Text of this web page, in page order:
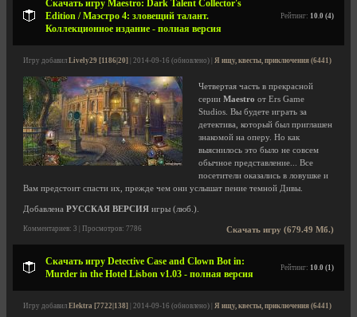
Скачать игру Maestro: Dark Talent Collector's
Edition / Маэстро 4: зловещий талант.
Коллекционное издание - полная версия
Рейтинг: 10.0 (4)
Игру добавил Lively29 [1186|20] | 2014-09-16 (обновлено) | Я ищу, квесты, приключения (6441)
Четвертая часть в прекрасной
серии Maestro от Ers Game
Studios. Вы будете играть за
детектива, который был приглашен
знакомой на оперу. Но как
выяснилось это было не совсем
обычное представление... Все
посетители оказались в ловушке и
Вам предстоит спасти их, прежде чем они услышат пение темной Дивы.
Добавлена РУССКАЯ ВЕРСИЯ игры (люб.).
Скачать игру (679.49 Мб.)
Комментариев: 3 | Просмотров: 7786
Скачать игру Detective Case and Clown Bot in:
Murder in the Hotel Lisbon v1.03 - полная версия
Рейтинг: 10.0 (1)
Игру добавил Elektra [7722|138] | 2014-09-16 (обновлено) | Я ищу, квесты, приключения (6441)